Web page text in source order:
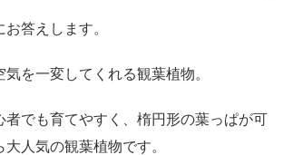
答えします。
を一変してくれる観葉植物。
者でも育てやすく、楕円形の葉っぱが可
人気の観葉植物です。